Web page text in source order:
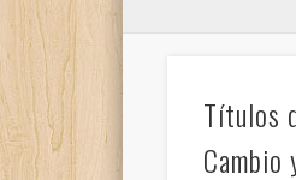
Títulos
Cambio